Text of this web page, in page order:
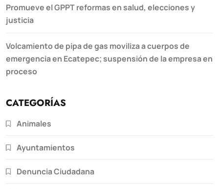
Promueve el GPPT reformas en salud, elecciones y
justicia
Volcamiento de pipa de gas moviliza a cuerpos de
emergencia en Ecatepec; suspensión de la empresa en
proceso
CATEGORÍAS
Animales
Ayuntamientos
Denuncia Ciudadana